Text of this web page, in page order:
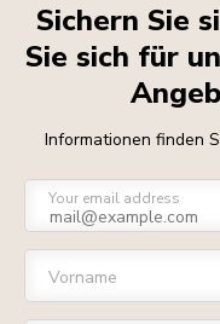
Sichern Sie
Sie sich für
Informationen finden
Your email address
Vorname